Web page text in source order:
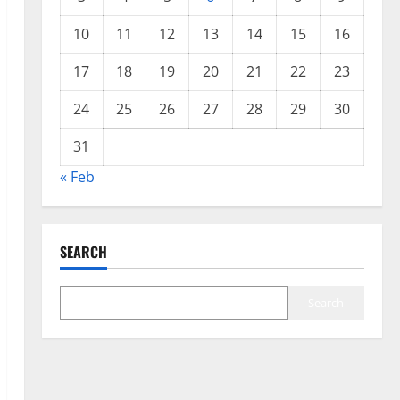
10
11 12 13 14 15
16
17
18 19 20 21 22
23
24
25 26 27 28 29
30
31
« Feb
SEARCH